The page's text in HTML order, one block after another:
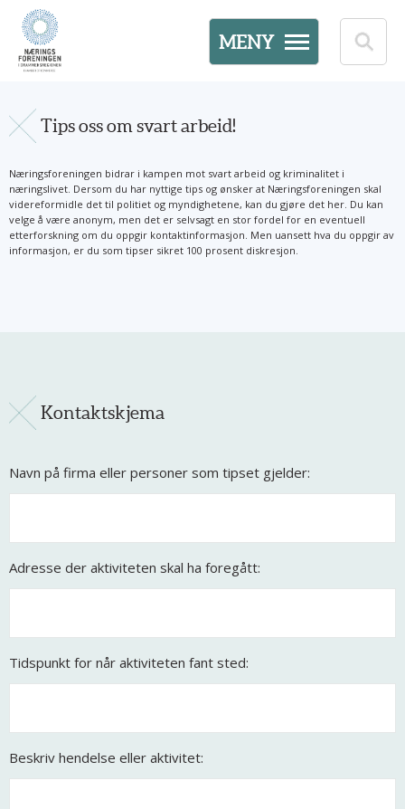
MENY
Tips oss om svart arbeid!
Næringsforeningen bidrar i kampen mot svart arbeid og kriminalitet i
næringslivet. Dersom du har nyttige tips og ønsker at Næringsforeningen skal
videreformidle det til politiet og myndighetene, kan du gjøre det her. Du kan
velge å være anonym, men det er selvsagt en stor fordel for en eventuell
etterforskning om du oppgir kontaktinformasjon. Men uansett hva du oppgir av
informasjon, er du som tipser sikret 100 prosent diskresjon.
Kontaktskjema
Navn på firma eller personer som tipset gjelder:
Adresse der aktiviteten skal ha foregått:
Tidspunkt for når aktiviteten fant sted:
Beskriv hendelse eller aktivitet: